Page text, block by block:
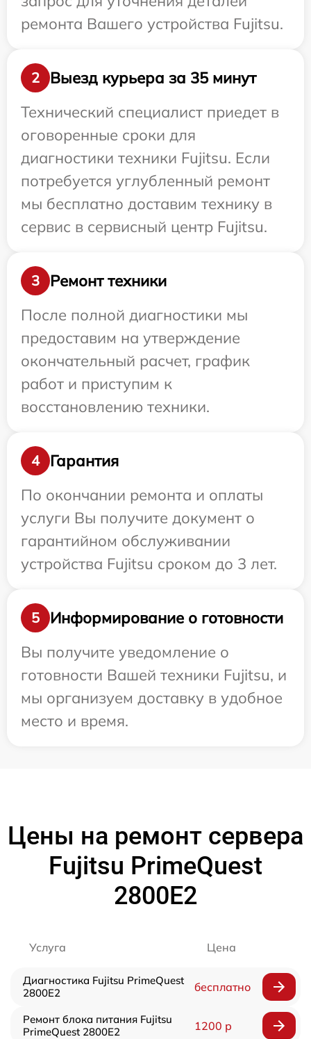
ремонта Вашего устройства Fujitsu.
2
Выезд курьера за 35 минут
Технический специалист приедет в
оговоренные сроки для
диагностики техники Fujitsu. Если
потребуется углубленный ремонт
мы бесплатно доставим технику в
сервис в сервисный центр Fujitsu.
3
Ремонт техники
После полной диагностики мы
предоставим на утверждение
окончательный расчет, график
работ и приступим к
восстановлению техники.
4
Гарантия
По окончании ремонта и оплаты
услуги Вы получите документ о
гарантийном обслуживании
устройства Fujitsu сроком до 3 лет.
5
Информирование о готовности
Вы получите уведомление о
готовности Вашей техники Fujitsu, и
мы организуем доставку в удобное
место и время.
Цены на ремонт сервера
Fujitsu PrimeQuest
2800E2
Услуга Цена
Диагностика Fujitsu PrimeQuest
2800E2
бесплатно
Ремонт блока питания Fujitsu
PrimeQuest 2800E2
1200 р